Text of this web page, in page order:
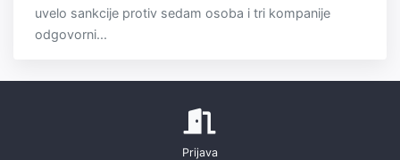
uvelo sankcije protiv sedam osoba i tri kompanije
odgovorni...
Prijava